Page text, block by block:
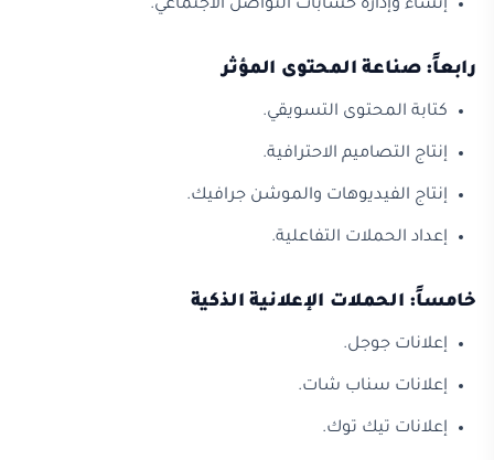
إنشاء وإدارة حسابات التواصل الاجتماعي.
رابعاً: صناعة المحتوى المؤثر
كتابة المحتوى التسويقي.
إنتاج التصاميم الاحترافية.
إنتاج الفيديوهات والموشن جرافيك.
إعداد الحملات التفاعلية.
خامساً: الحملات الإعلانية الذكية
إعلانات جوجل.
إعلانات سناب شات.
إعلانات تيك توك.